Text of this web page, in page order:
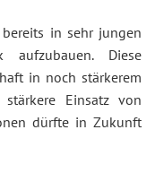
in sehr jungen
Diese
in noch stärkerem
Einsatz von
dürfte in Zukunft